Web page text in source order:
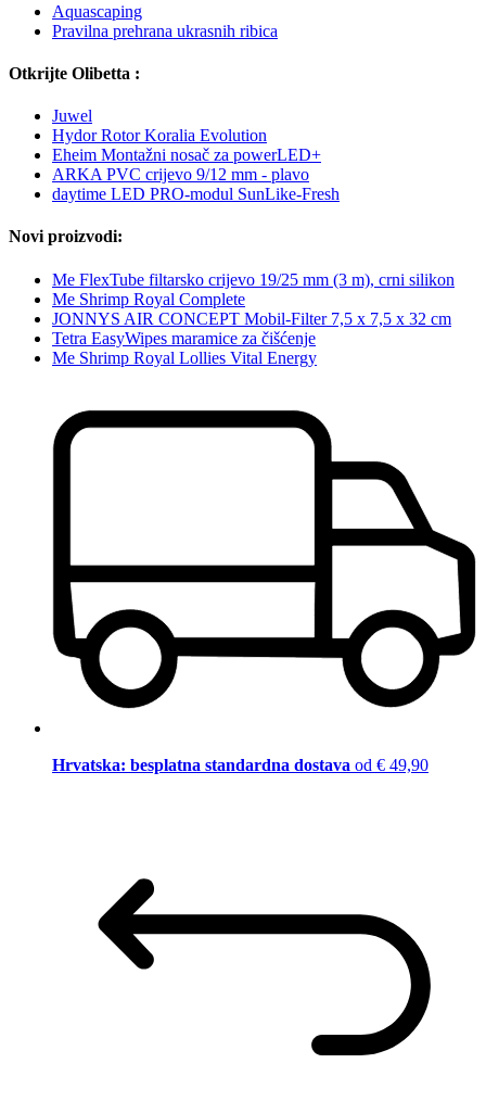
Aquascaping
Pravilna prehrana ukrasnih ribica
Otkrijte Olibetta :
Juwel
Hydor Rotor Koralia Evolution
Eheim Montažni nosač za powerLED+
ARKA PVC crijevo 9/12 mm - plavo
daytime LED PRO-modul SunLike-Fresh
Novi proizvodi:
Me FlexTube filtarsko crijevo 19/25 mm (3 m), crni silikon
Me Shrimp Royal Complete
JONNYS AIR CONCEPT Mobil-Filter 7,5 x 7,5 x 32 cm
Tetra EasyWipes maramice za čišćenje
Me Shrimp Royal Lollies Vital Energy
Hrvatska: besplatna standardna dostava od € 49,90